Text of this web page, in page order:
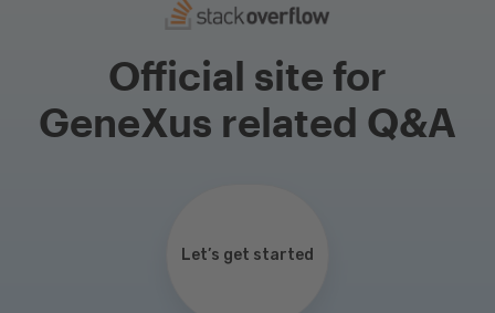
Official site for
GeneXus related Q&A
Let’s get started